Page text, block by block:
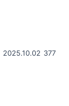
2025.10.02 377